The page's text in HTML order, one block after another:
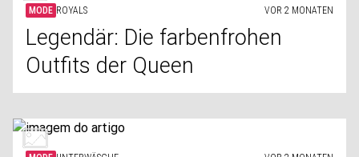
MODE ROYALS VOR 2 MONATEN
Legendär: Die farbenfrohen
Outfits der Queen